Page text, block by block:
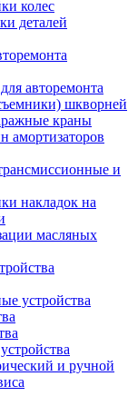
колес
деталей
авторемонта
шкворней
краны
амортизаторов
и
накладок на
масляных
устройства
и ручной